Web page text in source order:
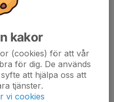
kakor
(cookies) för att vår
för dig. De används
att hjälpa oss att
tjänster.
vi cookies